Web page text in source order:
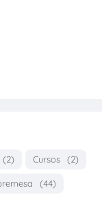
(2) Cursos (2)
(44)